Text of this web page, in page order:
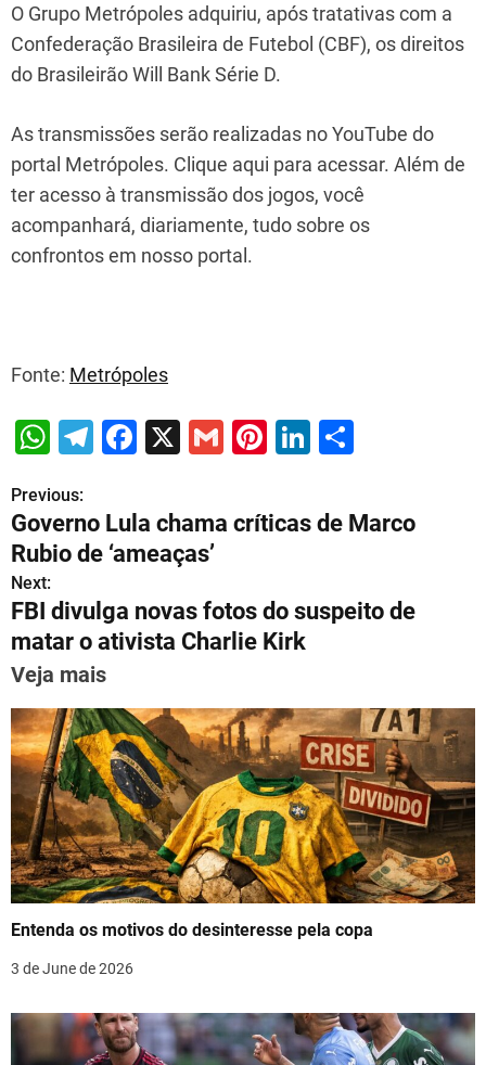
O Grupo Metrópoles adquiriu, após tratativas com a
Confederação Brasileira de Futebol (CBF), os direitos
do Brasileirão Will Bank Série D.
As transmissões serão realizadas no YouTube do
portal Metrópoles. Clique aqui para acessar. Além de
ter acesso à transmissão dos jogos, você
acompanhará, diariamente, tudo sobre os
confrontos em nosso portal.
Fonte: Metrópoles
W
at
s
A
p
p
T
e
gr
a
m
F
e
b
o
o
X
G
l
Pi
er
e
Li
k
e
n
ar
e
P
o
s
t
n
a
v
i
g
a
t
n
Previous:
Governo Lula chama críticas de Marco
Rubio de ‘ameaças’
Next:
FBI divulga novas fotos do suspeito de
matar o ativista Charlie Kirk
Veja mais
Entenda os motivos do desinteresse pela copa
3 de June de 2026